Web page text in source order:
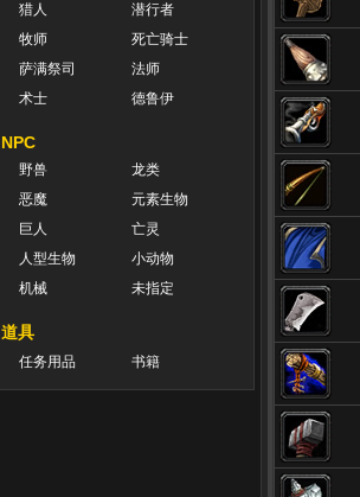
猎人
潜行者
牧师
死亡骑士
萨满祭司
法师
术士
德鲁伊
NPC
野兽
龙类
恶魔
元素生物
巨人
亡灵
人型生物
小动物
机械
未指定
道具
任务用品 书籍